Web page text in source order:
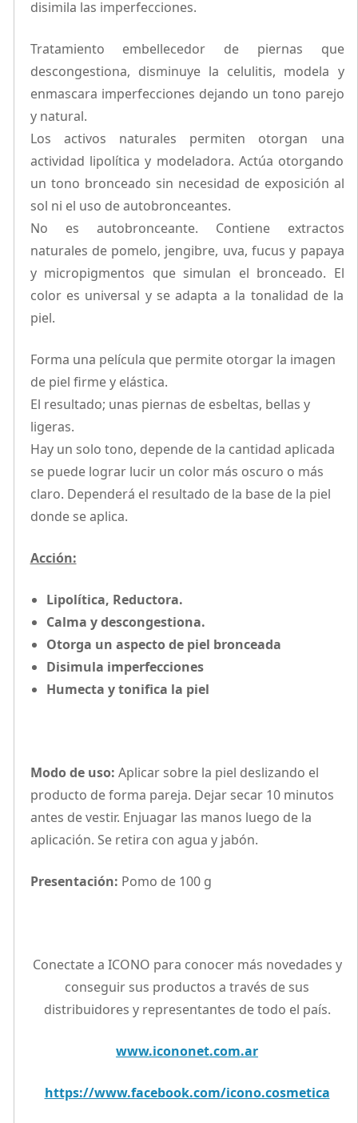
disimila las imperfecciones.
Tratamiento embellecedor de piernas que
descongestiona, disminuye la celulitis, modela y
enmascara imperfecciones dejando un tono parejo
y natural.
Los activos naturales permiten otorgan una
actividad lipolítica y modeladora. Actúa otorgando
un tono bronceado sin necesidad de exposición al
sol ni el uso de autobronceantes.
No es autobronceante. Contiene extractos
naturales de pomelo, jengibre, uva, fucus y papaya
y micropigmentos que simulan el bronceado. El
color es universal y se adapta a la tonalidad de la
piel.
Forma una película que permite otorgar la imagen
de piel firme y elástica.
El resultado; unas piernas de esbeltas, bellas y
ligeras.
Hay un solo tono, depende de la cantidad aplicada
se puede lograr lucir un color más oscuro o más
claro. Dependerá el resultado de la base de la piel
donde se aplica.
Acción:
Lipolítica, Reductora.
Calma y descongestiona.
Otorga un aspecto de piel bronceada
Disimula imperfecciones
Humecta y tonifica la piel
Modo de uso: Aplicar sobre la piel deslizando el
producto de forma pareja. Dejar secar 10 minutos
antes de vestir. Enjuagar las manos luego de la
aplicación. Se retira con agua y jabón.
Presentación: Pomo de 100 g
Conectate a ICONO para conocer más novedades y
conseguir sus productos a través de sus
distribuidores y representantes de todo el país.
www.icononet.com.ar
https://www.facebook.com/icono.cosmetica